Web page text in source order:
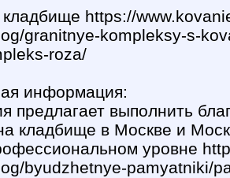
кладбище https://
granitnye-kompleksy-s-
roza/
информация:
предлагает выполнить
кладбище в Москве и
уровне
byudzhetnye-pamyatniki/